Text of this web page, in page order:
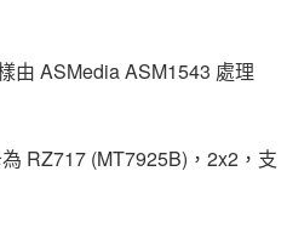
由 ASMedia ASM1543 處理
RZ717 (MT7925B)，2x2，支